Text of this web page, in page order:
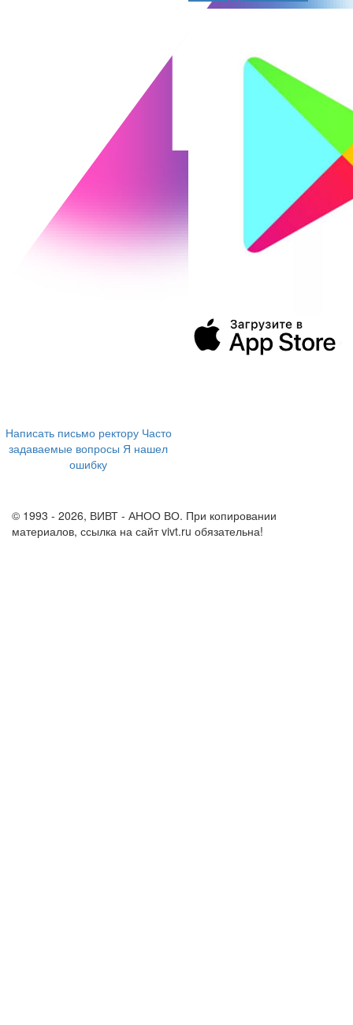
Написать письмо ректору Часто
задаваемые вопросы Я нашел
ошибку
© 1993 - 2026, ВИВТ - АНОО ВО. При копировании
материалов, ссылка на сайт vivt.ru обязательна!